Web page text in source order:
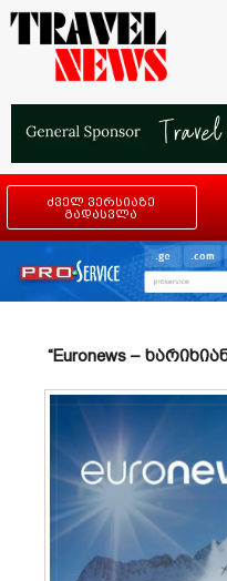
ძველ ვერსიაზე
გადასვლა
“Euronews –